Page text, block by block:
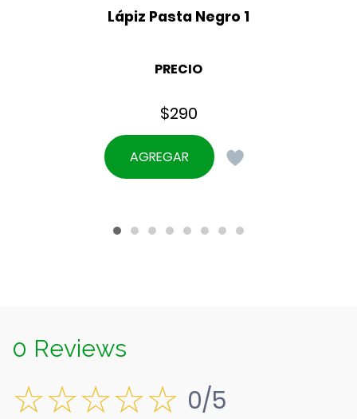
Lápiz Pasta Negro 1
PRECIO
$290
AGREGAR
0 Reviews
0/5